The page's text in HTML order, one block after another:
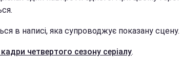
в написі, яка супроводжує показану сцену.
четвертого сезону серіалу.